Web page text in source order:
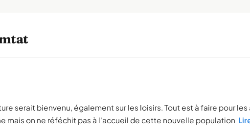
serait bienvenu, également sur les loisirs. Tout est à faire pour les
mais on ne réféchit pas à l'accueil de cette nouvelle population